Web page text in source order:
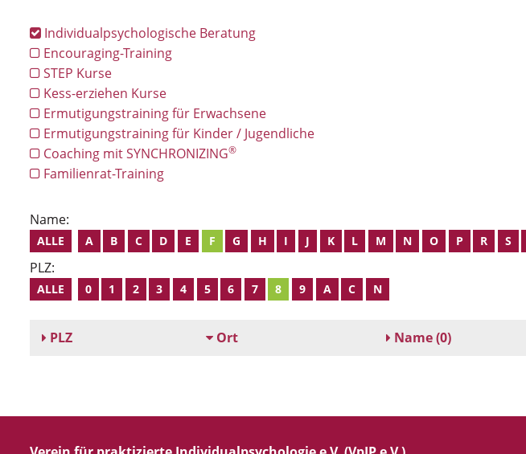
Individualpsychologische Beratung
Encouraging-Training
STEP Kurse
Kess-erziehen Kurse
Ermutigungstraining für Erwachsene
Ermutigungstraining für Kinder / Jugendliche
Coaching mit SYNCHRONIZING®
Familienrat-Training
Name:
ALLE A B C D E F G H I J K L M N O P R S
PLZ:
ALLE 0 1 2 3 4 5 6 7 8 9 A C N
PLZ Ort Name(0)